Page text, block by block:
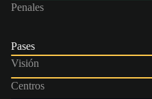
Penales
Pases
Visión
Centros